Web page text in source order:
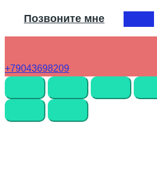
Позвоните мне
+79043698209